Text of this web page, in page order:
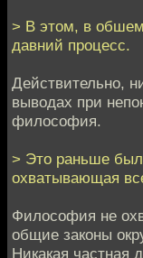
> В этом, в
давний процесс.
Действительно,
выводах при
философия.
> Это раньше
охватывающая
Философия не
общие законы
Никакая частная